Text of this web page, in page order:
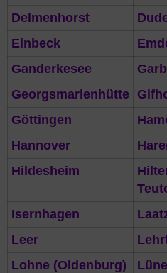
Delmenhorst
Einbeck
Ganderkesee
Georgsmarienhütte
Göttingen
Hannover
Hildesheim
Isernhagen
Leer
Lohne (Oldenburg)